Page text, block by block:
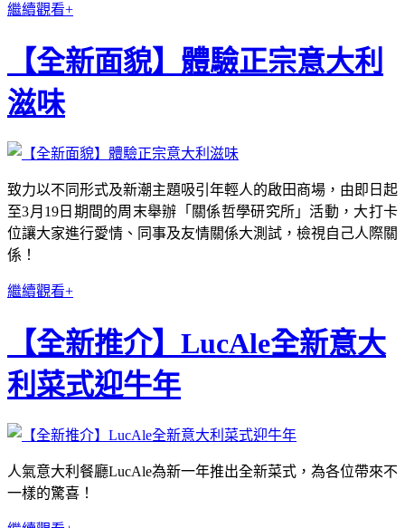
繼續觀看+
【全新面貌】體驗正宗意大利
滋味
致力以不同形式及新潮主題吸引年輕人的啟田商場，由即日起
至3月19日期間的周末舉辦「關係哲學研究所」活動，大打卡
位讓大家進行愛情、同事及友情關係大測試，檢視自己人際關
係！
繼續觀看+
【全新推介】LucAle全新意大
利菜式迎牛年
人氣意大利餐廳LucAle為新一年推出全新菜式，為各位帶來不
一樣的驚喜！